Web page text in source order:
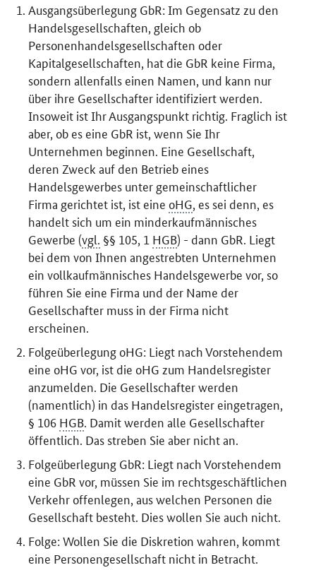
Ausgangsüberlegung GbR: Im Gegensatz zu den
Handelsgesellschaften, gleich ob
Personenhandelsgesellschaften oder
Kapitalgesellschaften, hat die GbR keine Firma,
sondern allenfalls einen Namen, und kann nur
über ihre Gesellschafter identifiziert werden.
Insoweit ist Ihr Ausgangspunkt richtig. Fraglich ist
aber, ob es eine GbR ist, wenn Sie Ihr
Unternehmen beginnen. Eine Gesellschaft,
deren Zweck auf den Betrieb eines
Handelsgewerbes unter gemeinschaftlicher
Firma gerichtet ist, ist eineoHG, es sei denn, es
handelt sich um ein minderkaufmännisches
Gewerbe (vgl. §§ 105, 1 HGB) - dann GbR. Liegt
bei dem von Ihnen angestrebten Unternehmen
ein vollkaufmännisches Handelsgewerbe vor, so
führen Sie eine Firma und der Name der
Gesellschafter muss in der Firma nicht
erscheinen.
Folgeüberlegung oHG: Liegt nach Vorstehendem
eine oHG vor, ist die oHG zum Handelsregister
anzumelden. Die Gesellschafter werden
(namentlich) in das Handelsregister eingetragen,
§ 106 HGB. Damit werden alle Gesellschafter
öffentlich. Das streben Sie aber nicht an.
Folgeüberlegung GbR: Liegt nach Vorstehendem
eine GbR vor, müssen Sie im rechtsgeschäftlichen
Verkehr offenlegen, aus welchen Personen die
Gesellschaft besteht. Dies wollen Sie auch nicht.
Folge: Wollen Sie die Diskretion wahren, kommt
eine Personengesellschaft nicht in Betracht.